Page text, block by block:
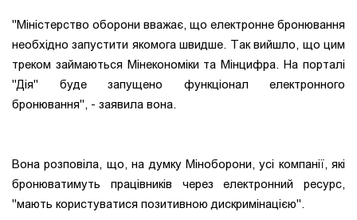
"Міністерство оборони вважає, що електронне бронювання
необхідно запустити якомога швидше. Так вийшло, що цим
треком займаються Мінекономіки та Мінцифра. На порталі
"Дія" буде запущено функціонал електронного
бронювання", - заявила вона.
Вона розповіла, що, на думку Міноборони, усі компанії, які
бронюватимуть працівників через електронний ресурс,
"мають користуватися позитивною дискримінацією".